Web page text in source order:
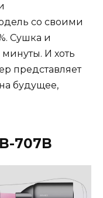
со своими
Сушка и
И хоть
представляет
будущее,
707B